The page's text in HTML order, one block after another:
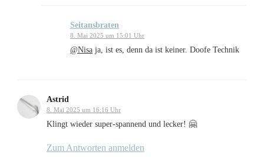
Seitansbraten
8. Mai 2025 um 15:01 Uhr
@Nisa ja, ist es, denn da ist keiner. Doofe Technik
Astrid
8. Mai 2025 um 16:16 Uhr
Klingt wieder super-spannend und lecker! 🤗
Zum Antworten anmelden